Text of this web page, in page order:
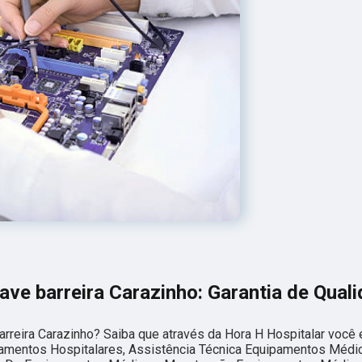
barreira Carazinho: Garantia de
Carazinho? Saiba que através da Hora H Hospitalar você
Hospitalares, Assistência Técnica Equipamentos